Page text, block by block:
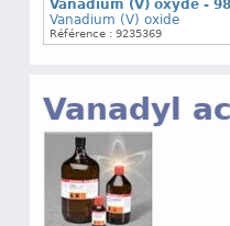
Vanadium (V) oxyde -
Vanadium (V) oxide
Référence : 9235369
Vanadyl